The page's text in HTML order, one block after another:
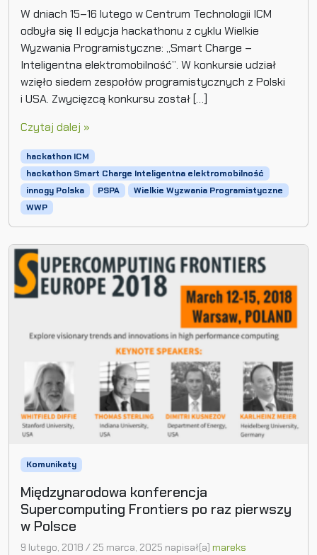
W dniach 15–16 lutego w Centrum Technologii ICM
odbyła się II edycja hackathonu z cyklu Wielkie
Wyzwania Programistyczne: „Smart Charge –
Inteligentna elektromobilność”. W konkursie udział
wzięło siedem zespołów programistycznych z Polski
i USA. Zwycięzcą konkursu został […]
Czytaj dalej »
hackathon ICM
hackathon Smart Charge Inteligentna elektromobilność
innogy Polska
PSPA
Wielkie Wyzwania Programistyczne
WWP
Komunikaty
Międzynarodowa konferencja
Supercomputing Frontiers po raz pierwszy
w Polsce
9 lutego, 2018 / 25 marca, 2025 napisał(a) mareks